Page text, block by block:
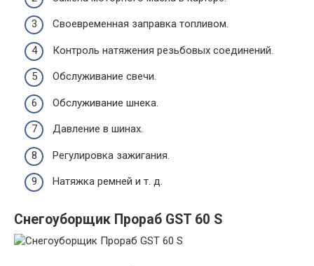
Своевременная заправка топливом.
Контроль натяжения резьбовых соединений.
Обслуживание свечи.
Обслуживание шнека.
Давление в шинах.
Регулировка зажигания.
Натяжка ремней и т. д.
Снегоуборщик Прораб GST 60 S